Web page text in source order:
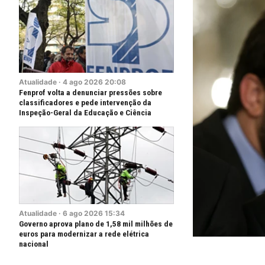
Atualidade · 4 ago 2026 20:08
Fenprof volta a denunciar pressões sobre
classificadores e pede intervenção da
Inspeção-Geral da Educação e Ciência
Atualidade · 6 ago 2026 15:34
Governo aprova plano de 1,58 mil milhões de
euros para modernizar a rede elétrica
nacional